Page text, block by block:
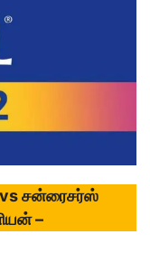
சன்ரைசர்ஸ்
–